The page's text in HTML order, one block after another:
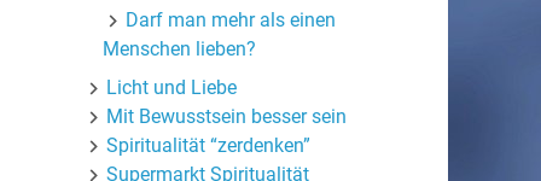
Darf man mehr als einen
Menschen lieben?
Licht und Liebe
Mit Bewusstsein besser sein
Spiritualität “zerdenken”
Supermarkt Spiritualität